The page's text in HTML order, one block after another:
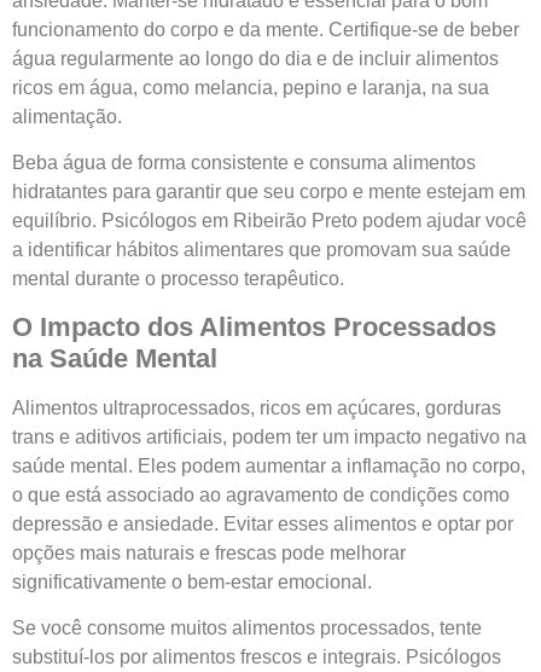
funcionamento do corpo e da mente. Certifique-se de beber
água regularmente ao longo do dia e de incluir alimentos
ricos em água, como melancia, pepino e laranja, na sua
alimentação.
Beba água de forma consistente e consuma alimentos
hidratantes para garantir que seu corpo e mente estejam em
equilíbrio. Psicólogos em Ribeirão Preto podem ajudar você
a identificar hábitos alimentares que promovam sua saúde
mental durante o processo terapêutico.
O Impacto dos Alimentos Processados
na Saúde Mental
Alimentos ultraprocessados, ricos em açúcares, gorduras
trans e aditivos artificiais, podem ter um impacto negativo na
saúde mental. Eles podem aumentar a inflamação no corpo,
o que está associado ao agravamento de condições como
depressão e ansiedade. Evitar esses alimentos e optar por
opções mais naturais e frescas pode melhorar
significativamente o bem-estar emocional.
Se você consome muitos alimentos processados, tente
substituí-los por alimentos frescos e integrais. Psicólogos